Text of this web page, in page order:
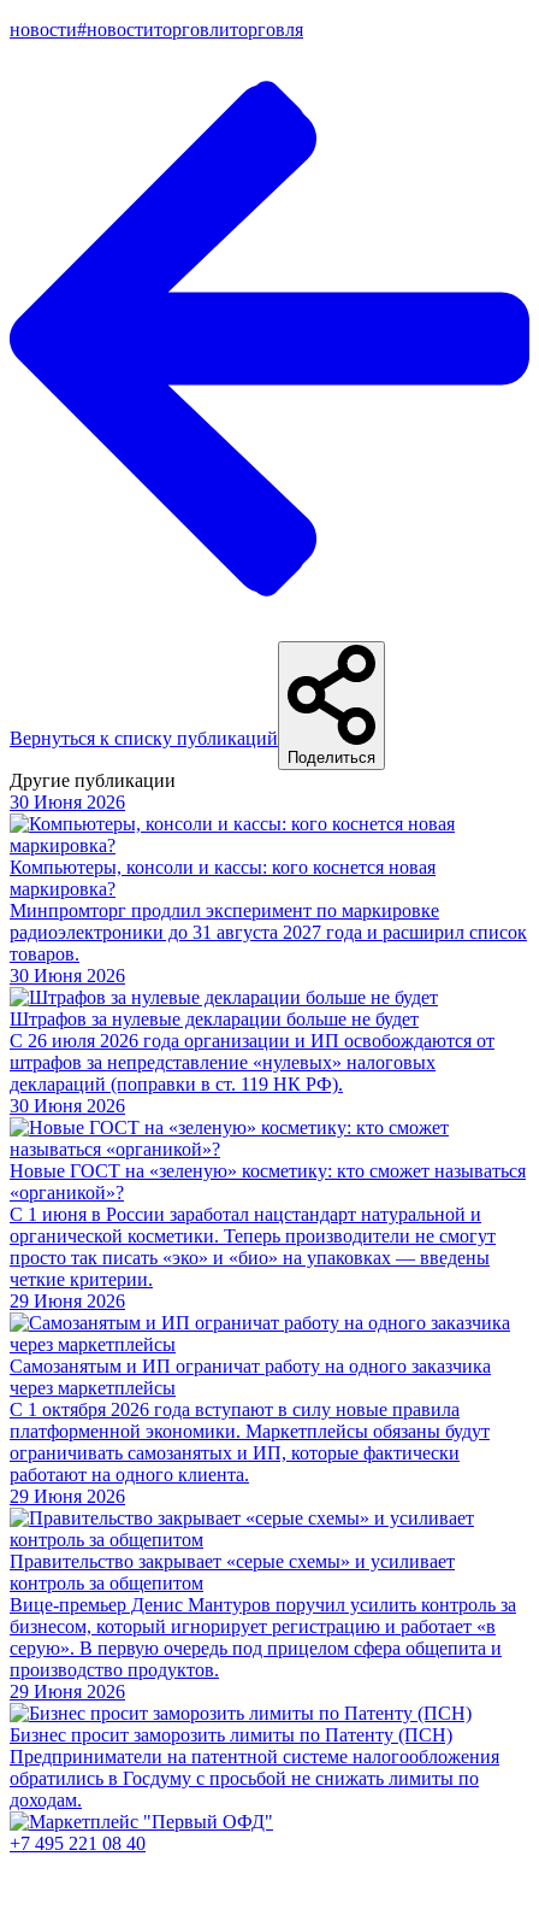
новости#новоститорговлиторговля
Вернуться к списку публикаций
Поделиться
Другие публикации
30 Июня 2026
Компьютеры, консоли и кассы: кого коснется новая
маркировка?
Минпромторг продлил эксперимент по маркировке
радиоэлектроники до 31 августа 2027 года и расширил список
товаров.
30 Июня 2026
Штрафов за нулевые декларации больше не будет
С 26 июля 2026 года организации и ИП освобождаются от
штрафов за непредставление «нулевых» налоговых
деклараций (поправки в ст. 119 НК РФ).
30 Июня 2026
Новые ГОСТ на «зеленую» косметику: кто сможет называться
«органикой»?
С 1 июня в России заработал нацстандарт натуральной и
органической косметики. Теперь производители не смогут
просто так писать «эко» и «био» на упаковках — введены
четкие критерии.
29 Июня 2026
Самозанятым и ИП ограничат работу на одного заказчика
через маркетплейсы
С 1 октября 2026 года вступают в силу новые правила
платформенной экономики. Маркетплейсы обязаны будут
ограничивать самозанятых и ИП, которые фактически
работают на одного клиента.
29 Июня 2026
Правительство закрывает «серые схемы» и усиливает
контроль за общепитом
Вице-премьер Денис Мантуров поручил усилить контроль за
бизнесом, который игнорирует регистрацию и работает «в
серую». В первую очередь под прицелом сфера общепита и
производство продуктов.
29 Июня 2026
Бизнес просит заморозить лимиты по Патенту (ПСН)
Предприниматели на патентной системе налогообложения
обратились в Госдуму с просьбой не снижать лимиты по
доходам.
+7 495 221 08 40